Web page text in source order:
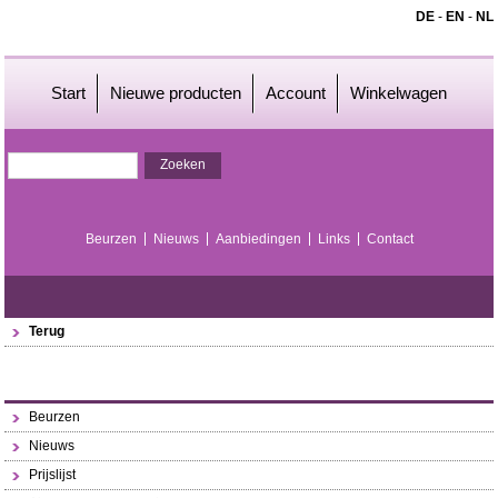
DE- EN - NL
Start Nieuwe producten Account Winkelwagen
Beurzen Nieuws Aanbiedingen Links Contact
Terug
Beurzen
Nieuws
Prijslijst